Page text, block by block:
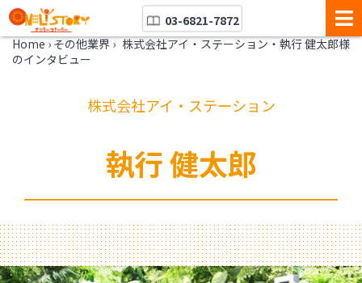
03-6821-7872
Home › その他業界 › 株式会社アイ・ステーション・執行 健太郎様
のインタビュー
株式会社アイ・ステーション
執行 健太郎